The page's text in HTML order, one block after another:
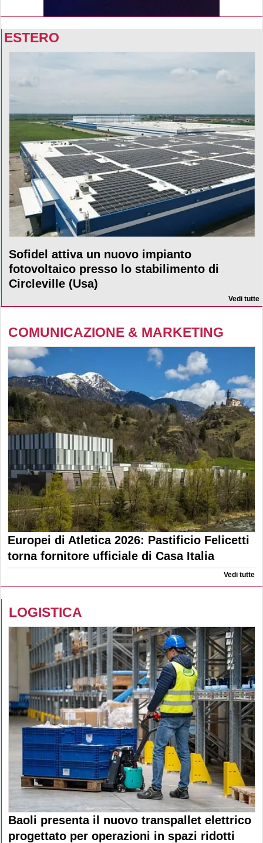
ESTERO
Sofidel attiva un nuovo impianto
fotovoltaico presso lo stabilimento di
Circleville (Usa)
Vedi tutte
COMUNICAZIONE & MARKETING
Europei di Atletica 2026: Pastificio Felicetti
torna fornitore ufficiale di Casa Italia
Vedi tutte
LOGISTICA
Baoli presenta il nuovo transpallet elettrico
progettato per operazioni in spazi ridotti